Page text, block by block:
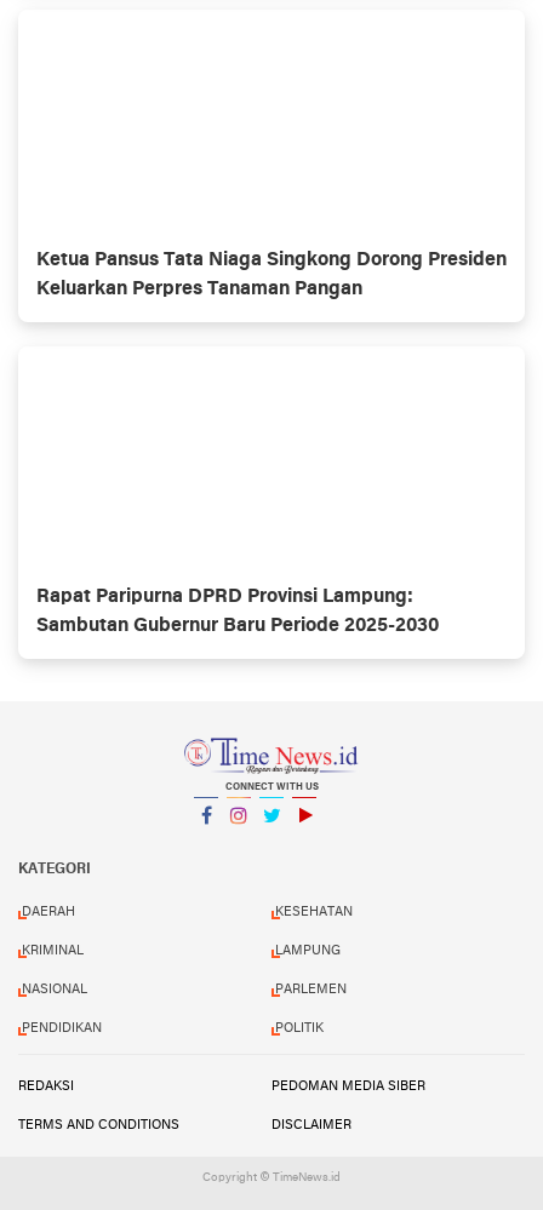
Ketua Pansus Tata Niaga Singkong Dorong Presiden
Keluarkan Perpres Tanaman Pangan
Rapat Paripurna DPRD Provinsi Lampung:
Sambutan Gubernur Baru Periode 2025-2030
CONNECT WITH US
KATEGORI
DAERAH KESEHATAN
KRIMINAL LAMPUNG
NASIONAL PARLEMEN
PENDIDIKAN POLITIK
REDAKSI PEDOMAN MEDIA SIBER
TERMS AND CONDITIONS DISCLAIMER
Copyright © TimeNews.id